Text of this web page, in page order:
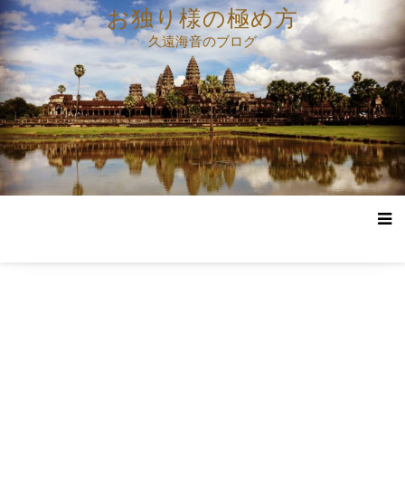
コ
ン
テ
ン
ツ
へ
ス
キ
ッ
お独り様の極め方
久遠海音のブログ